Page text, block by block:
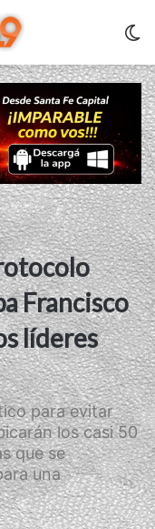
Francisco
líderes
para evitar
los casi 50
que se
una